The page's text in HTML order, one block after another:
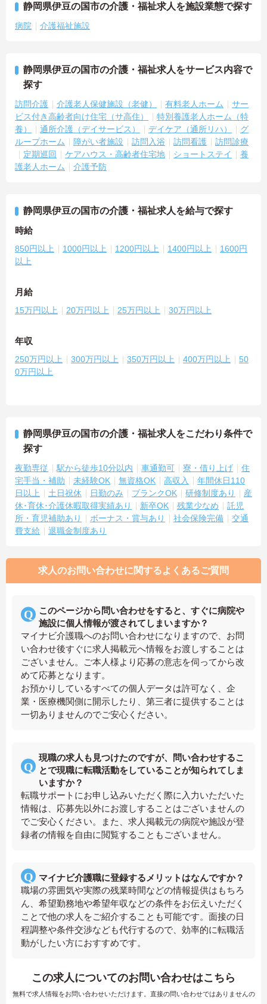
静岡県伊豆の国市の介護・福祉求人を施設業態で探す
病院 介護福祉施設
静岡県伊豆の国市の介護・福祉求人をサービス内容で
探す
訪問介護 介護老人保健施設（老健） 有料老人ホーム
サー
ビス付き高齢者向け住宅（サ高住）
特別養護老人ホーム（特
養）
通所介護（デイサービス） デイケア（通所リハ）
グ
ループホーム
障がい者施設 訪問入浴 訪問看護
訪問診療
定期巡回
ケアハウス・高齢者住宅地 ショートステイ
養
護老人ホーム
介護予防
静岡県伊豆の国市の介護・福祉求人を給与で探す
時給
850円以上 1000円以上 1200円以上 1400円以上
1600円
以上
月給
15万円以上 20万円以上 25万円以上 30万円以上
年収
250万円以上 300万円以上 350万円以上 400万円以上
50
0万円以上
静岡県伊豆の国市の介護・福祉求人をこだわり条件で
探す
夜勤専従 駅から徒歩10分以内 車通勤可 寮・借り上げ
住
宅手当・補助
未経験OK 無資格OK 高収入
年間休日110
日以上
土日祝休 日勤のみ ブランクOK 研修制度あり
産
休･育休･介護休暇取得実績あり
新卒OK 残業少なめ
託児
所・育児補助あり
ボーナス・賞与あり 社会保険完備
交通
費支給
退職金制度あり
求人のお問い合わせに関するよくあるご質問
このページから問い合わせをすると、すぐに病院や
施設に個人情報が渡されてしまいますか？
マイナビ介護職へのお問い合わせになりますので、お問
い合わせ後すぐに求人掲載元へ情報をお渡しすることは
ございません。ご本人様より応募の意志を伺ってから改
めて応募となります。
お預かりしているすべての個人データは許可なく、企
業・医療機関側に開示したり、第三者に提供することは
一切ありませんのでご安心ください。
現職の求人も見つけたのですが、問い合わせするこ
とで現職に転職活動をしていることが知られてしま
いますか？
転職サポートにお申し込みいただく際に入力いただいた
情報は、応募先以外にお渡しすることはございませんの
でご安心ください。また、求人掲載元の病院や施設が登
録者の情報を自由に閲覧することもございません。
マイナビ介護職に登録するメリットはなんですか？
職場の雰囲気や実際の残業時間などの情報提供はもちろ
ん、希望勤務地や希望年収などの条件をお伝えいただく
ことで他の求人をご紹介することも可能です。面接の日
程調整や条件交渉なども代行するので、効率的に転職活
動がしたい方におすすめです。
この求人についてのお問い合わせはこちら
無料で求人情報をお問い合わせいただけます。直接の問い合わせではありませんの